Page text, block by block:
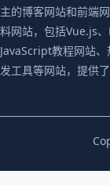
主的博客网站和前端
料网站，包括Vue.js
JavaScript教程网站
发工具等网站，提供